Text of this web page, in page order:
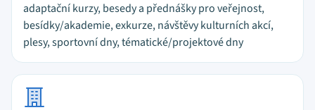
adaptační kurzy, besedy a přednášky pro veřejnost,
besídky/akademie, exkurze, návštěvy kulturních akcí,
plesy, sportovní dny, tématické/projektové dny